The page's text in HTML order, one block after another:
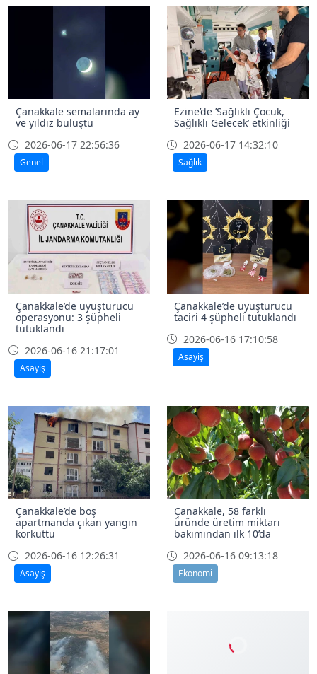
Çanakkale semalarında ay
ve yıldız buluştu
2026-06-17 22:56:36
Genel
Ezine’de ’Sağlıklı Çocuk,
Sağlıklı Gelecek’ etkinliği
2026-06-17 14:32:10
Sağlık
Çanakkale’de uyuşturucu
operasyonu: 3 şüpheli
tutuklandı
2026-06-16 21:17:01
Asayiş
Çanakkale’de uyuşturucu
taciri 4 şüpheli tutuklandı
2026-06-16 17:10:58
Asayiş
Çanakkale’de boş
apartmanda çıkan yangın
korkuttu
2026-06-16 12:26:31
Asayiş
Çanakkale, 58 farklı
üründe üretim miktarı
bakımından ilk 10’da
2026-06-16 09:13:18
Ekonomi